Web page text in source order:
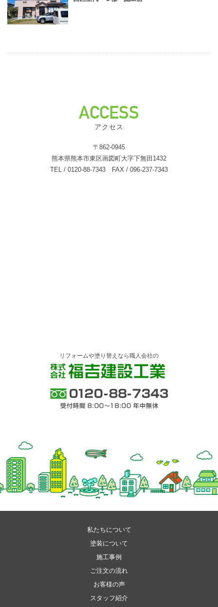
ACCESS
アクセス
〒862-0945
熊本県熊本市東区画図町大字下無田1432
TEL / 0120-88-7343 FAX / 096-237-7343
リフォームや塗り替えなら職人会社の
私たちについて
塗装について
施工事例
ご注文の流れ
お客様の声
スタッフ紹介